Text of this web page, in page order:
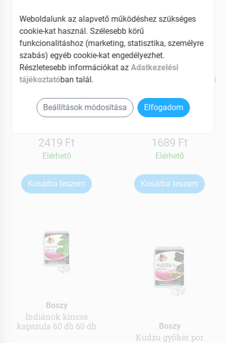
Boszy
Gyapjas tintagomba por
2419 Ft
Elérhetõ
Kosárba teszem
Boszy
Homoktövis kapszula 60
1689 Ft
Elérhetõ
Kosárba teszem
Boszy
Indiánok kincse
kapszula 60 db 60 db
Boszy
Kudzu gyökér por
Weboldalunk az alapvető működéshez szükséges
cookie-kat használ. Szélesebb körű
funkcionalitáshoz (marketing, statisztika, személyre
szabás) egyéb cookie-kat engedélyezhet.
Részletesebb információkat az Adatkezelési
tájékoztatóban talál.
Beállítások módosítása Elfogadom